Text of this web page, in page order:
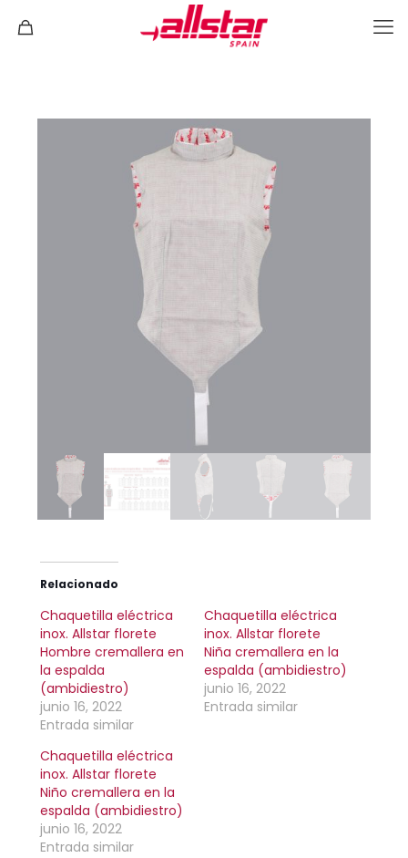
Relacionado
Chaquetilla eléctrica
inox. Allstar florete
Hombre cremallera en
la espalda
(ambidiestro)
junio 16, 2022
Entrada similar
Chaquetilla eléctrica
inox. Allstar florete
Niña cremallera en la
espalda (ambidiestro)
junio 16, 2022
Entrada similar
Chaquetilla eléctrica
inox. Allstar florete
Niño cremallera en la
espalda (ambidiestro)
junio 16, 2022
Entrada similar